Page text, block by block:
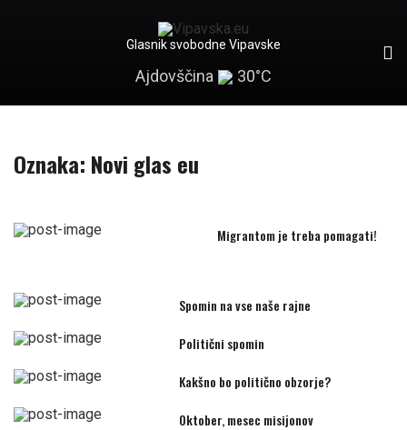
Glasnik svobodne Vipavske
Ajdovščina 30°C
Oznaka: Novi glas eu
Migrantom je treba pomagati!
Spomin na vse naše rajne
Politični spomin
Kakšno bo politično obzorje?
Oktober, mesec misijonov